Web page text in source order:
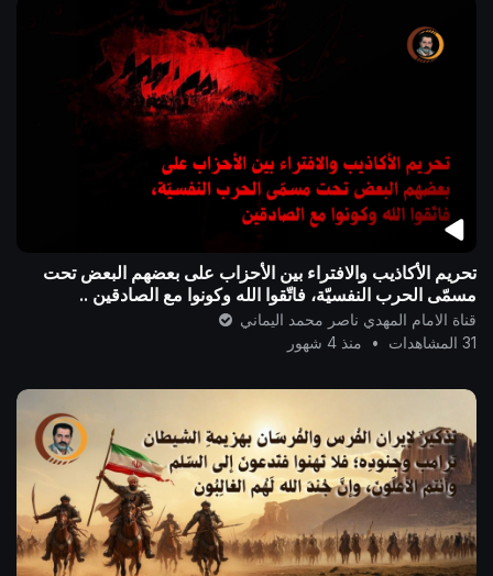
تحريم الأكاذيب والافتراء بين الأحزاب على بعضهم البعض تحت
مسمّى الحرب النفسيّة، فاتّقوا الله وكونوا مع الصادقين ..
قناة الامام المهدي ناصر محمد اليماني
31 المشاهدات
• منذ 4 شهور